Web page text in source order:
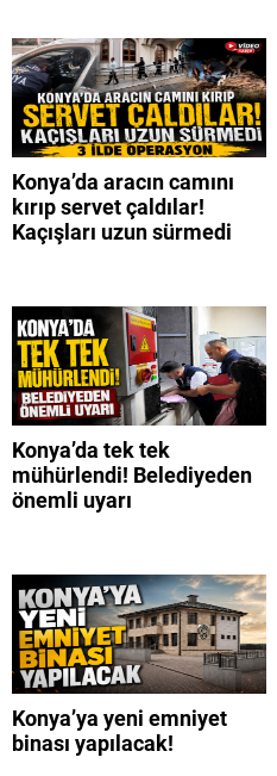
Konya’da aracın camını
kırıp servet çaldılar!
Kaçışları uzun sürmedi
Konya’da tek tek
mühürlendi! Belediyeden
önemli uyarı
Konya’ya yeni emniyet
binası yapılacak!